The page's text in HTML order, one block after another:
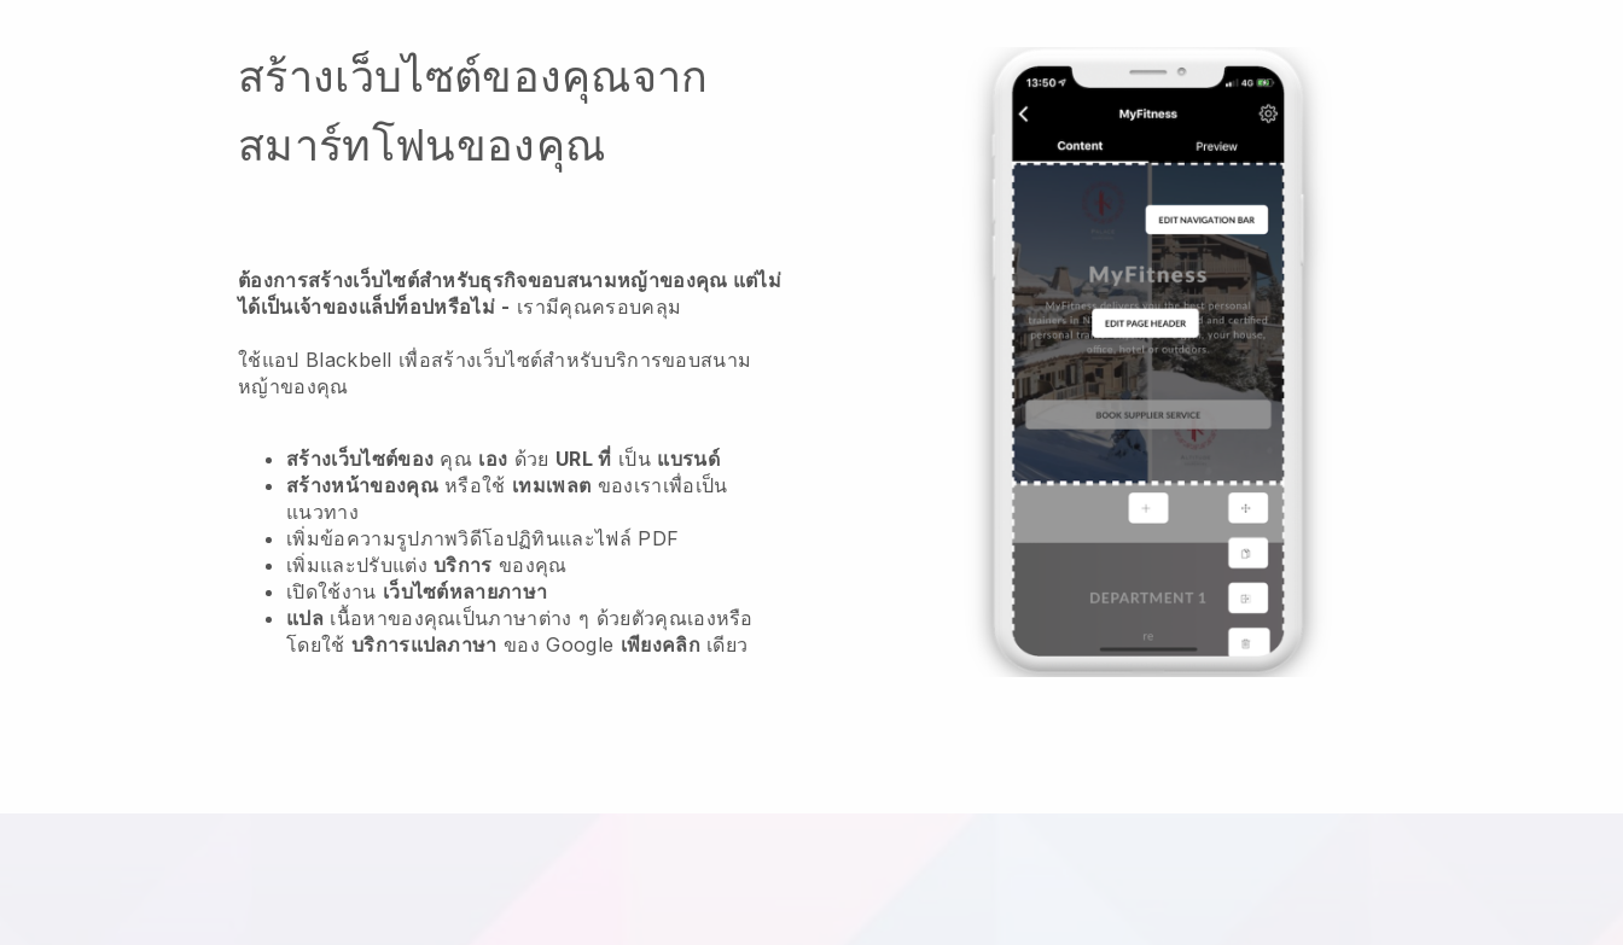
สร้างเว็บไซต์ของคุณจาก
สมาร์ทโฟนของคุณ
ต้องการสร้างเว็บไซต์สำหรับธุรกิจขอบสนามหญ้าของคุณ แต่ไม่
ได้เป็นเจ้าของแล็ปท็อปหรือไม่ - เรามีคุณครอบคลุม
ใช้แอป Blackbell เพื่อสร้างเว็บไซต์สำหรับบริการขอบสนาม
หญ้าของคุณ
สร้างเว็บไซต์ของ คุณ เอง ด้วย URL ที่ เป็น แบรนด์
สร้างหน้าของคุณหรือใช้ เทมเพลต ของเราเพื่อเป็น
แนวทาง
เพิ่มข้อความรูปภาพวิดีโอปฏิทินและไฟล์ PDF
เพิ่มและปรับแต่งบริการ ของคุณ
เปิดใช้งาน เว็บไซต์หลายภาษา
แปล เนื้อหาของคุณเป็นภาษาต่าง ๆ ด้วยตัวคุณเองหรือ
โดยใช้ บริการแปลภาษา ของ Google เพียงคลิก เดียว